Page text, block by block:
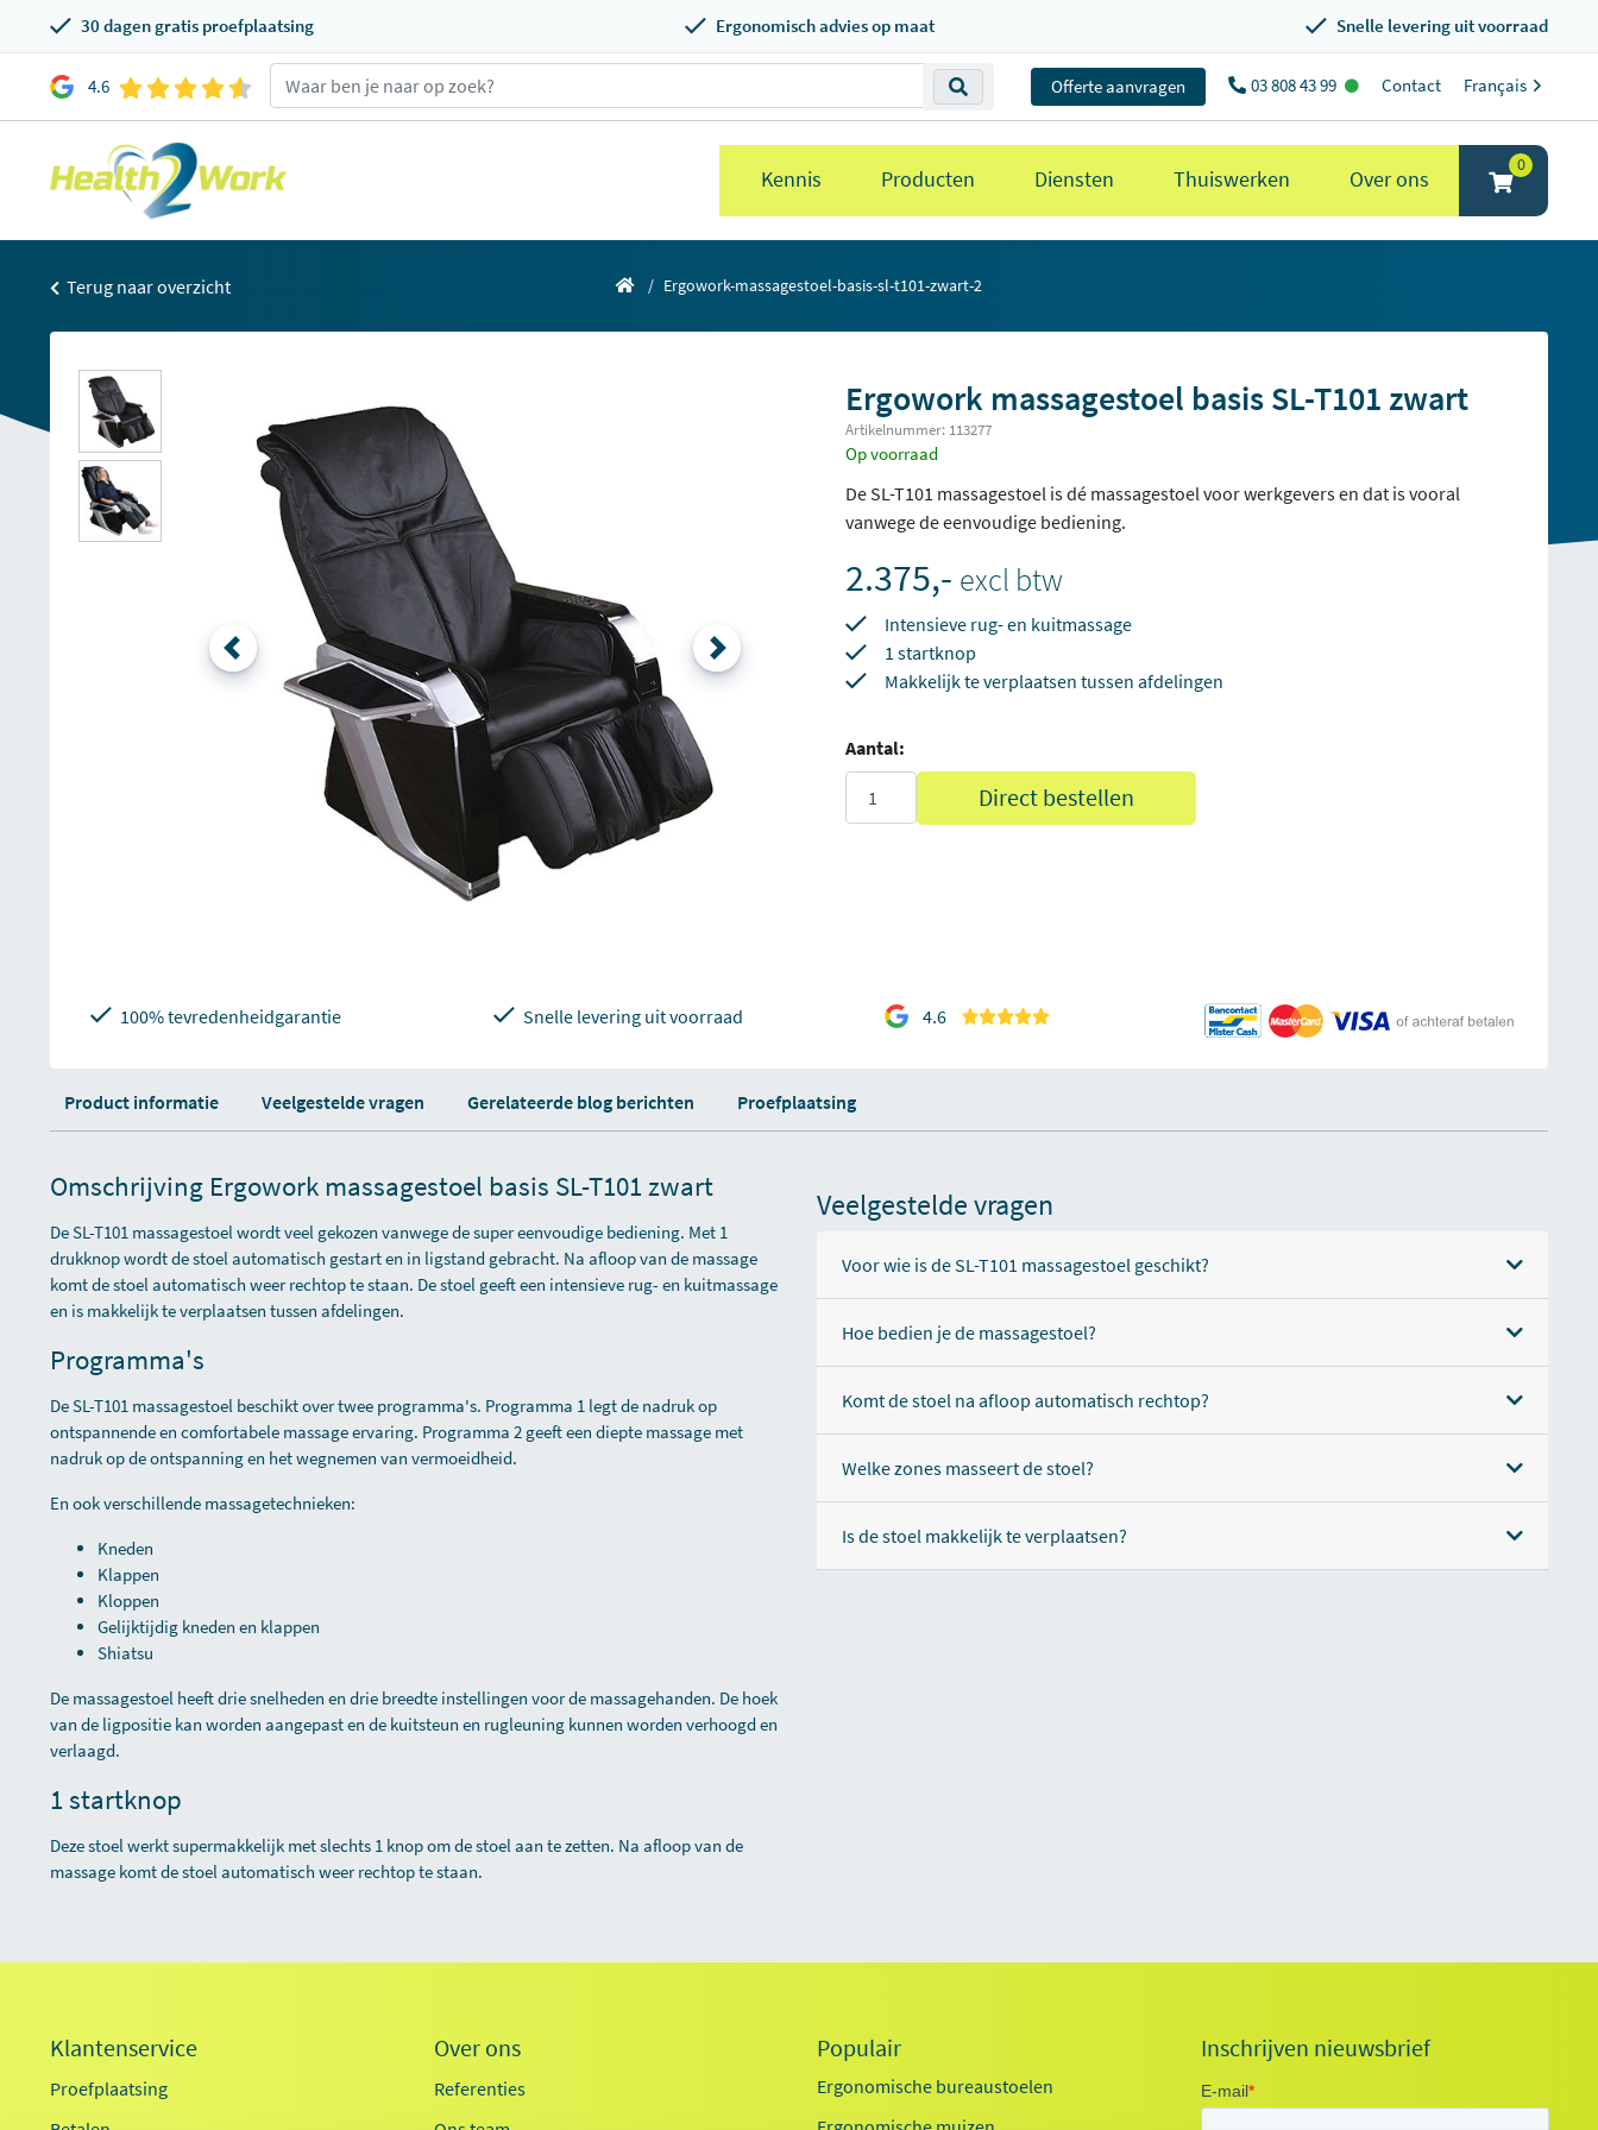
30 dagen gratis proefplaatsing Ergonomisch advies op maat Snelle levering uit voorraad
4.6 Offerte aanvragen 03 808 43 99 Contact Français
Kennis Producten Diensten Thuiswerken Over ons
0
Terug naar overzicht Ergowork-massagestoel-basis-sl-t101-zwart-2
Ergowork massagestoel basis SL-T101 zwart
Artikelnummer: 113277
Op voorraad
De SL-T101 massagestoel is dé massagestoel voor werkgevers en dat is vooral
vanwege de eenvoudige bediening.
2.375,- excl btw
Intensieve rug- en kuitmassage
1 startknop
Makkelijk te verplaatsen tussen afdelingen
Aantal:
Direct bestellen
100% tevredenheidgarantie Snelle levering uit voorraad 4.6
Product informatie Veelgestelde vragen Gerelateerde blog berichten Proefplaatsing
Omschrijving Ergowork massagestoel basis SL-T101 zwart
De SL-T101 massagestoel wordt veel gekozen vanwege de super eenvoudige bediening. Met 1
drukknop wordt de stoel automatisch gestart en in ligstand gebracht. Na afloop van de massage
komt de stoel automatisch weer rechtop te staan. De stoel geeft een intensieve rug- en kuitmassage
en is makkelijk te verplaatsen tussen afdelingen.
Programma's
De SL-T101 massagestoel beschikt over twee programma's. Programma 1 legt de nadruk op
ontspannende en comfortabele massage ervaring. Programma 2 geeft een diepte massage met
nadruk op de ontspanning en het wegnemen van vermoeidheid.
En ook verschillende massagetechnieken:
Kneden
Klappen
Kloppen
Gelijktijdig kneden en klappen
Shiatsu
De massagestoel heeft drie snelheden en drie breedte instellingen voor de massagehanden. De hoek
van de ligpositie kan worden aangepast en de kuitsteun en rugleuning kunnen worden verhoogd en
verlaagd.
1 startknop
Deze stoel werkt supermakkelijk met slechts 1 knop om de stoel aan te zetten. Na afloop van de
massage komt de stoel automatisch weer rechtop te staan.
Veelgestelde vragen
Voor wie is de SL-T101 massagestoel geschikt?
Hoe bedien je de massagestoel?
Komt de stoel na afloop automatisch rechtop?
Welke zones masseert de stoel?
Is de stoel makkelijk te verplaatsen?
Klantenservice
Proefplaatsing
Over ons
Referenties
Populair
Ergonomische bureaustoelen
Inschrijven nieuwsbrief